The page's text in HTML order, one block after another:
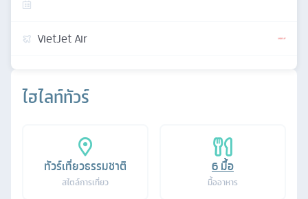
ไฮไลท์ทัวร์
ทัวร์เที่ยวธรรมชาติ
สไตล์การเที่ยว
6มื้อ
มื้ออาหาร
VietJet Air